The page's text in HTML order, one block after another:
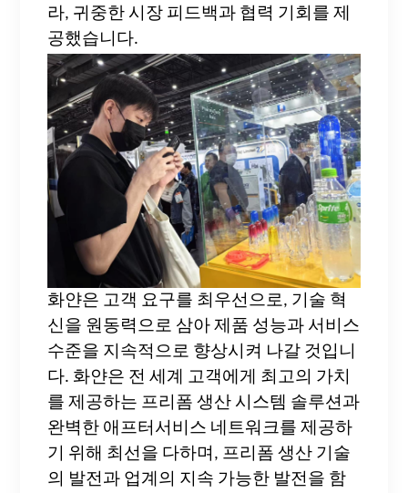
라, 귀중한 시장 피드백과 협력 기회를 제
공했습니다.
화얀은 고객 요구를 최우선으로, 기술 혁
신을 원동력으로 삼아 제품 성능과 서비스
수준을 지속적으로 향상시켜 나갈 것입니
다. 화얀은 전 세계 고객에게 최고의 가치
를 제공하는 프리폼 생산 시스템 솔루션과
완벽한 애프터서비스 네트워크를 제공하
기 위해 최선을 다하며, 프리폼 생산 기술
의 발전과 업계의 지속 가능한 발전을 함